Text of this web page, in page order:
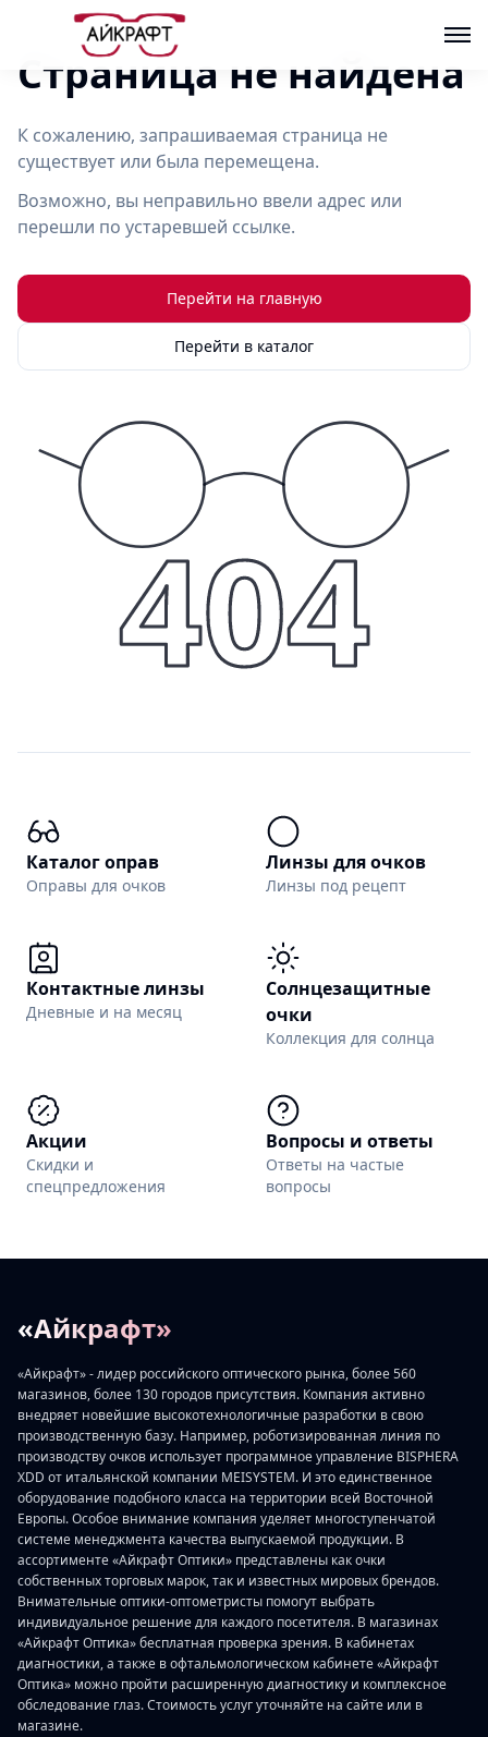
404
Страница не найдена
К сожалению, запрашиваемая страница не
существует или была перемещена.
Возможно, вы неправильно ввели адрес или
перешли по устаревшей ссылке.
Перейти на главную
Перейти в каталог
Каталог оправ
Оправы для очков
Линзы для очков
Линзы под рецепт
Контактные линзы
Дневные и на месяц
Солнцезащитные
очки
Коллекция для солнца
Акции
Скидки и
спецпредложения
Вопросы и ответы
Ответы на частые
вопросы
«Айкрафт»
«Айкрафт» - лидер российского оптического рынка, более 560
магазинов, более 130 городов присутствия. Компания активно
внедряет новейшие высокотехнологичные разработки в свою
производственную базу. Например, роботизированная линия по
производству очков использует программное управление BISPHERA
XDD от итальянской компании MEISYSTEM. И это единственное
оборудование подобного класса на территории всей Восточной
Европы. Особое внимание компания уделяет многоступенчатой
системе менеджмента качества выпускаемой продукции. В
ассортименте «Айкрафт Оптики» представлены как очки
собственных торговых марок, так и известных мировых брендов.
Внимательные оптики-оптометристы помогут выбрать
индивидуальное решение для каждого посетителя. В магазинах
«Айкрафт Оптика» бесплатная проверка зрения. В кабинетах
диагностики, а также в офтальмологическом кабинете «Айкрафт
Оптика» можно пройти расширенную диагностику и комплексное
обследование глаз. Стоимость услуг уточняйте на сайте или в
магазине.